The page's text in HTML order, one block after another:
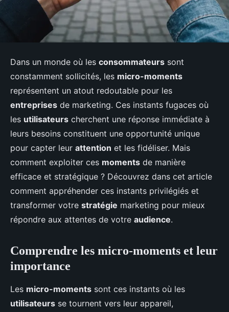
Dans un monde où les consommateurs sont
constamment sollicités, les micro-moments
représentent un atout redoutable pour les
entreprises de marketing. Ces instants fugaces où
les utilisateurs cherchent une réponse immédiate à
leurs besoins constituent une opportunité unique
pour capter leur attention et les fidéliser. Mais
comment exploiter ces moments de manière
efficace et stratégique ? Découvrez dans cet article
comment appréhender ces instants privilégiés et
transformer votre stratégie marketing pour mieux
répondre aux attentes de votre audience.
Comprendre les micro-moments et leur
importance
Les micro-moments sont ces instants où les
utilisateurs se tournent vers leur appareil,